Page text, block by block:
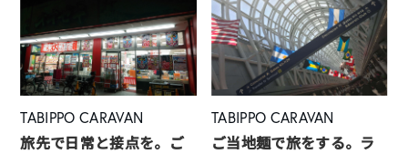
TABIPPO CARAVAN
旅先で日常と接点を。ご
TABIPPO CARAVAN
ご当地麺で旅をする。ラ